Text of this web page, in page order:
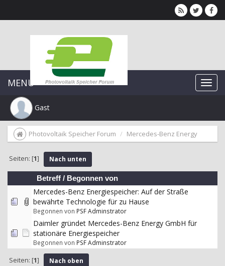
MENU
Gast
Photovoltaik Speicher Forum Mercedes-Benz Energy
Seiten: [1] Nach unten
Betreff / Begonnen von
Mercedes-Benz Energiespeicher: Auf der Straße
bewährte Technologie für zu Hause
Begonnen von PSF Adminstrator
Daimler gründet Mercedes-Benz Energy GmbH für
stationäre Energiespeicher
Begonnen von PSF Adminstrator
Seiten: [1] Nach oben